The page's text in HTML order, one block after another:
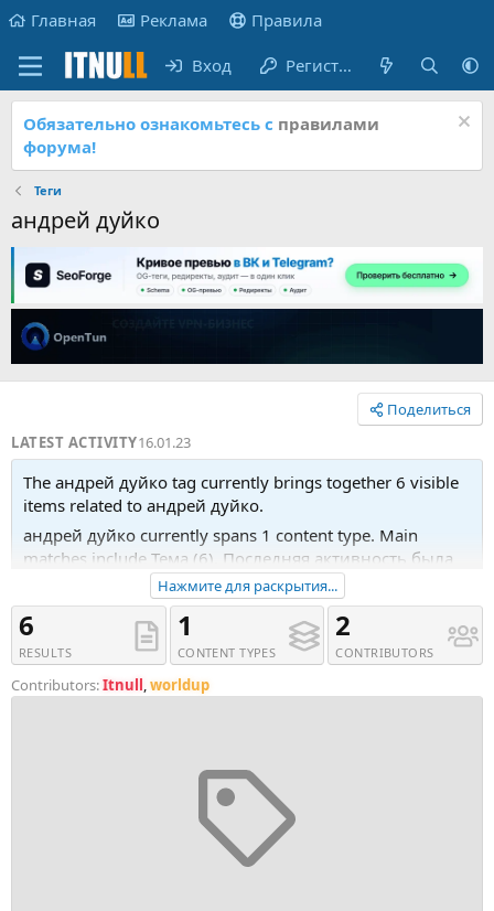
Главная Реклама Правила
Вход Регистрация
Обязательно ознакомьтесь с правилами
форума!
Теги
андрей дуйко
Поделиться
LATEST ACTIVITY16.01.23
The андрей дуйко tag currently brings together 6 visible
items related to андрей дуйко.
андрей дуйко currently spans 1 content type. Main
matches include Тема (6). Последняя активность была
16.01.23 в 12:53.
Recent tagged content includes Тема '[Андрей Дуйко]
Программирование 2023 (2022)', Тема '[Андрей Дуйко]
[Кайлас] Обрядовая Магия (2022)' and Тема '[Андрей
Дуйко] Мастер-класс Дуйко #2 (2021)'.
Нажмите для раскрытия...
6
RESULTS
1
CONTENT TYPES
2
CONTRIBUTORS
Contributors:Itnull ,worldup